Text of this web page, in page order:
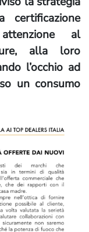
al
alla loro
l’occhio ad
un consumo